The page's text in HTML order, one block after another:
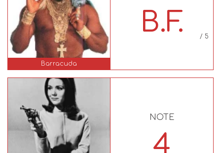
Barracuda
B.F. / 5
NOTE
4